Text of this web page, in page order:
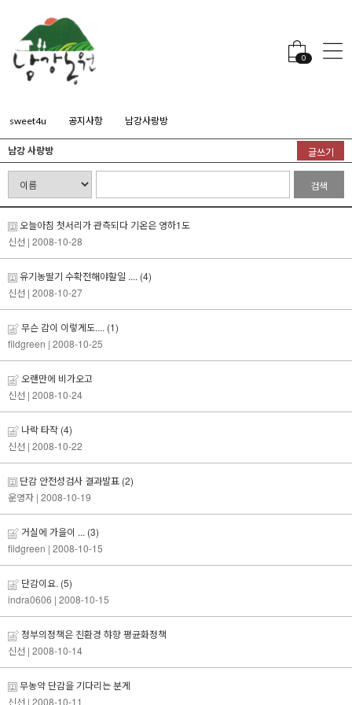
0
sweet4u 공지사항 남강사랑방
남강 사랑방 글쓰기
검색
오늘아침 첫서리가 관측되다 기온은 영하1도
신선 | 2008-10-28
유기농딸기 수확전해야할일 .... (4)
신선 | 2008-10-27
무슨 감이 이렇게도.... (1)
fildgreen | 2008-10-25
오랜만에 비가오고
신선 | 2008-10-24
나락 타작 (4)
신선 | 2008-10-22
단감 안전성검사 결과발표 (2)
운영자 | 2008-10-19
거실에 가을이 ... (3)
fildgreen | 2008-10-15
단감이요. (5)
indra0606 | 2008-10-15
정부의정책은 친환경 햐향 평균화정책
신선 | 2008-10-14
무농약 단감을 기다리는 분게
신선 | 2008-10-11